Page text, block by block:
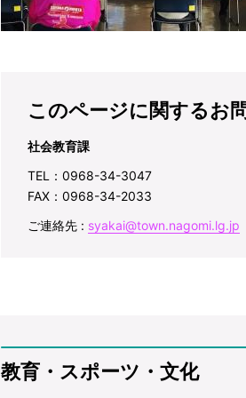
このページに関するお
社会教育課
TEL：0968-34-3047
FAX：0968-34-2033
ご連絡先 : syakai@town.nagomi.lg.jp
教育・スポーツ・文化